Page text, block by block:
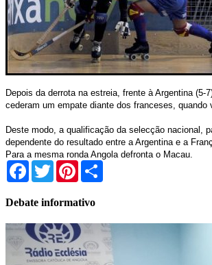
Depois da derrota na estreia, frente à Argentina (5-
cederam um empate diante dos franceses, quando
Deste modo, a qualificação da selecção nacional,
dependente do resultado entre a Argentina e a
Para a mesma ronda Angola defronta o Macau.
Facebook
TwitterPinterest
Debate informativo